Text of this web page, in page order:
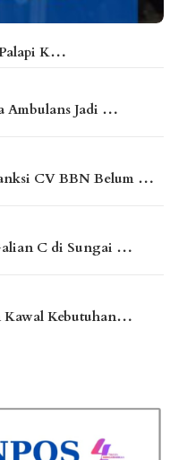
K…
Ambulans Jadi …
CV BBN Belum …
C di Sungai …
Kawal Kebutuhan…